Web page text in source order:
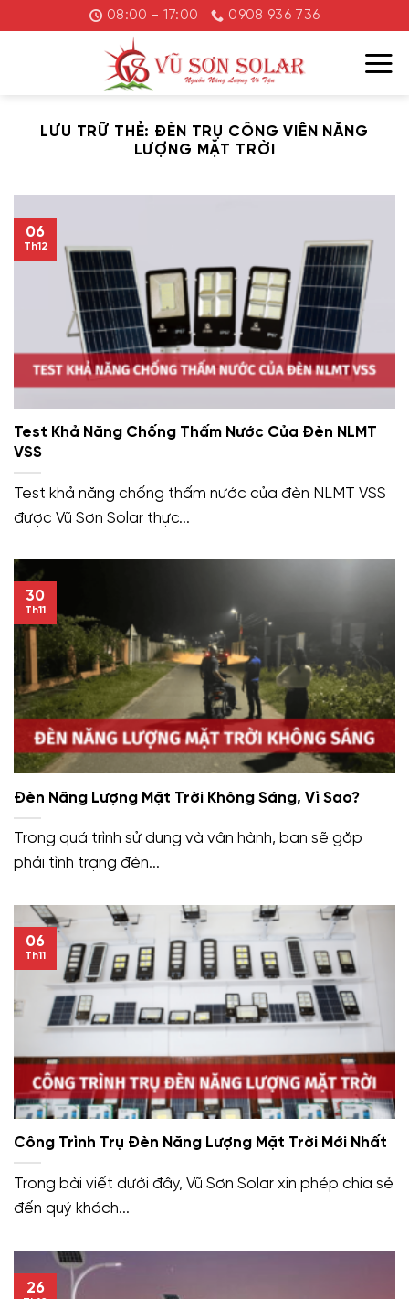
đến
08:00 - 17:00 0908 936 736
LƯU TRỮ THẺ: ĐÈN TRỤ CÔNG VIÊN NĂNG
LƯỢNG MẶT TRỜI
Test Khả Năng Chống Thấm Nước Của Đèn NLMT
VSS
Test khả năng chống thấm nước của đèn NLMT VSS
được Vũ Sơn Solar thực...
06
Th12
Đèn Năng Lượng Mặt Trời Không Sáng, Vì Sao?
Trong quá trình sử dụng và vận hành, bạn sẽ gặp
phải tình trạng đèn...
30
Th11
Công Trình Trụ Đèn Năng Lượng Mặt Trời Mới Nhất
Trong bài viết dưới đây, Vũ Sơn Solar xin phép chia sẻ
đến quý khách...
06
Th11
26